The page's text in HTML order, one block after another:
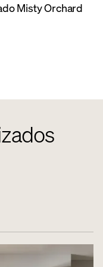
Misty Orchard